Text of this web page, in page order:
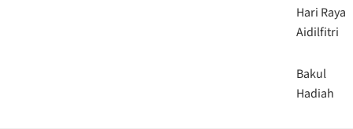
Hari Raya
Aidilfitri
Bakul
Hadiah